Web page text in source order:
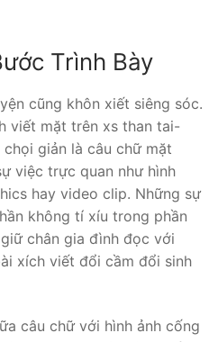
Trình Bày
cũng khôn xiết siêng sóc.
viết mặt trên xs than tai-
giản là câu chữ mặt
việc trực quan như hình
hay video clip. Những sự
không tí xíu trong phần
chân gia đình đọc với
xích viết đổi cầm đổi sinh
câu chữ với hình ảnh cống